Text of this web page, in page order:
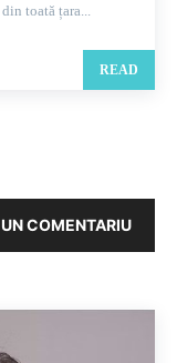
toată țara...
READ
COMENTARIU